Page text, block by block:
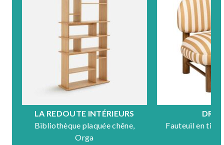
LA REDOUTE INTÉRIEURS
Bibliothèque plaquée chêne,
Orga
Fauteuil en